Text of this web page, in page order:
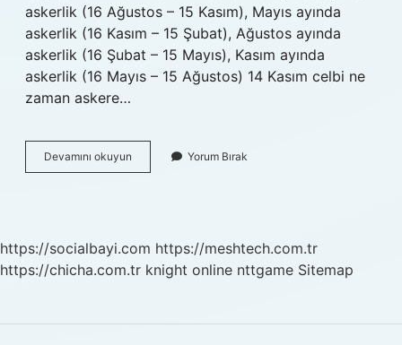
askerlik (16 Ağustos – 15 Kasım), Mayıs ayında
askerlik (16 Kasım – 15 Şubat), Ağustos ayında
askerlik (16 Şubat – 15 Mayıs), Kasım ayında
askerlik (16 Mayıs – 15 Ağustos) 14 Kasım celbi ne
zaman askere…
Devamını okuyun
Geç
Yorum Bırak
https://socialbayi.com https://meshtech.com.tr
https://chicha.com.tr knight online nttgame Sitemap